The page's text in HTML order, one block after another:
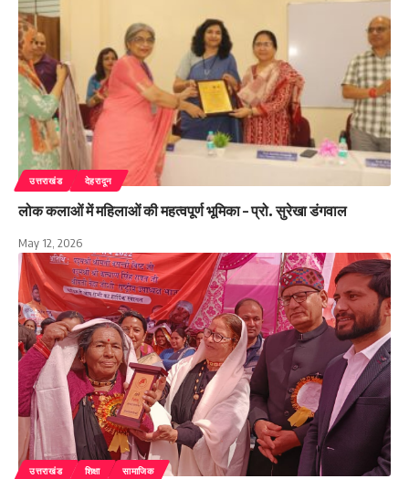
उत्तराखंड देहरादून
लोक कलाओं में महिलाओं की महत्वपूर्ण भूमिका – प्रो. सुरेखा डंगवाल
May 12, 2026
उत्तराखंड शिक्षा सामाजिक